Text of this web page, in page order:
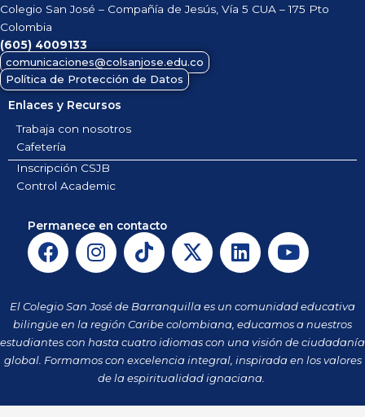
Colegio San José – Compañía de Jesús, Vía 5 CUA – 175 Pto
Colombia
(605) 4009133
comunicaciones@colsanjose.edu.co
Política de Protección de Datos
Enlaces y Recursos
Trabaja con nosotros
Cafetería
Inscripción CSJB
Control Academic
Permanece en contacto
F
a
e
b
o
o
I
n
t
a
g
r
a
m
T
i
t
o
k
X
-
w
i
t
t
e
r
L
i
k
e
d
i
n
Y
o
t
u
b
e
El Colegio San José de Barranquilla es un comunidad educativa
bilingüe en la región Caribe colombiana, educamos a nuestros
estudiantes con hasta cuatro idiomas con una visión de ciudadanía
global. Formamos con excelencia integral, inspirada en los valores
de la espiritualidad ignaciana.